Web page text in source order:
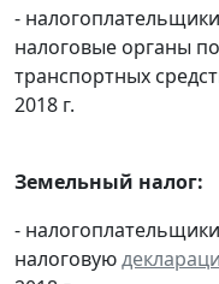
-
налоговые органы
транспортных
2018 г.
Земельный налог:
-
налоговую